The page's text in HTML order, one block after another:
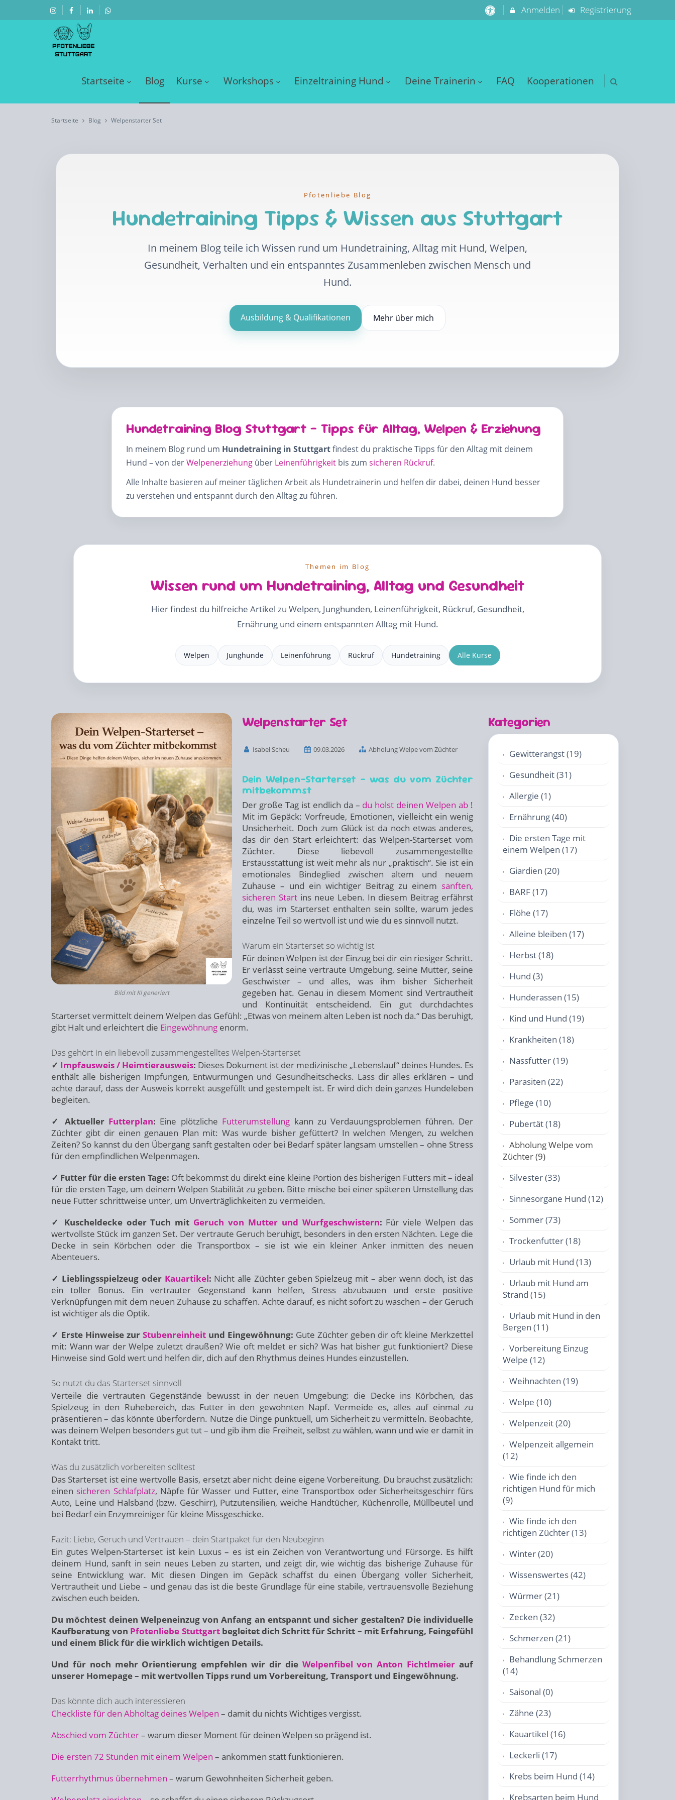
Anmelden Registrierung
Startseite Blog Kurse Workshops Einzeltraining Hund Deine Trainerin FAQ Kooperationen
Startseite Blog Welpenstarter Set
Pfotenliebe Blog
Hundetraining Tipps & Wissen aus Stuttgart
In meinem Blog teile ich Wissen rund um Hundetraining, Alltag mit Hund, Welpen,
Gesundheit, Verhalten und ein entspanntes Zusammenleben zwischen Mensch und
Hund.
Ausbildung & Qualifikationen Mehr über mich
Hundetraining Blog Stuttgart – Tipps für Alltag, Welpen & Erziehung
In meinem Blog rund um Hundetraining in Stuttgartfindest du praktische Tipps für den Alltag mit deinem
Hund – von derWelpenerziehung über Leinenführigkeit bis zum sicheren Rückruf.
Alle Inhalte basieren auf meiner täglichen Arbeit als Hundetrainerin und helfen dir dabei, deinen Hund besser
zu verstehen und entspannt durch den Alltag zu führen.
Themen im Blog
Wissen rund um Hundetraining, Alltag und Gesundheit
Hier findest du hilfreiche Artikel zu Welpen, Junghunden, Leinenführigkeit, Rückruf, Gesundheit,
Ernährung und einem entspannten Alltag mit Hund.
Welpen Junghunde Leinenführung Rückruf Hundetraining Alle Kurse
Bild mit KI generiert
Welpenstarter Set
Isabel Scheu 09.03.2026 Abholung Welpe vom Züchter
Dein Welpen-Starterset – was du vom Züchter
mitbekommst
Der große Tag ist endlich da – du holst deinen Welpen ab !
Mit im Gepäck: Vorfreude, Emotionen, vielleicht ein wenig
Unsicherheit. Doch zum Glück ist da noch etwas anderes,
das dir den Start erleichtert: das Welpen-Starterset vom
Züchter. Diese liebevoll zusammengestellte
Erstausstattung ist weit mehr als nur „praktisch“. Sie ist ein
emotionales Bindeglied zwischen altem und neuem
Zuhause – und ein wichtiger Beitrag zu einem sanften,
sicheren Start ins neue Leben. In diesem Beitrag erfährst
du, was im Starterset enthalten sein sollte, warum jedes
einzelne Teil so wertvoll ist und wie du es sinnvoll nutzt.
Warum ein Starterset so wichtig ist
Für deinen Welpen ist der Einzug bei dir ein riesiger Schritt.
Er verlässt seine vertraute Umgebung, seine Mutter, seine
Geschwister – und alles, was ihm bisher Sicherheit
gegeben hat. Genau in diesem Moment sind Vertrautheit
und Kontinuität entscheidend. Ein gut durchdachtes
Starterset vermittelt deinem Welpen das Gefühl: „Etwas von meinem alten Leben ist noch da.“ Das beruhigt,
gibt Halt und erleichtert die Eingewöhnung enorm.
Das gehört in ein liebevoll zusammengestelltes Welpen-Starterset
✓ Impfausweis / Heimtierausweis: Dieses Dokument ist der medizinische „Lebenslauf“ deines Hundes. Es
enthält alle bisherigen Impfungen, Entwurmungen und Gesundheitschecks. Lass dir alles erklären – und
achte darauf, dass der Ausweis korrekt ausgefüllt und gestempelt ist. Er wird dich dein ganzes Hundeleben
begleiten.
✓ Aktueller Futterplan: Eine plötzliche Futterumstellung kann zu Verdauungsproblemen führen. Der
Züchter gibt dir einen genauen Plan mit: Was wurde bisher gefüttert? In welchen Mengen, zu welchen
Zeiten? So kannst du den Übergang sanft gestalten oder bei Bedarf später langsam umstellen – ohne Stress
für den empfindlichen Welpenmagen.
✓ Futter für die ersten Tage: Oft bekommst du direkt eine kleine Portion des bisherigen Futters mit – ideal
für die ersten Tage, um deinem Welpen Stabilität zu geben. Bitte mische bei einer späteren Umstellung das
neue Futter schrittweise unter, um Unverträglichkeiten zu vermeiden.
✓ Kuscheldecke oder Tuch mit Geruch von Mutter und Wurfgeschwistern: Für viele Welpen das
wertvollste Stück im ganzen Set. Der vertraute Geruch beruhigt, besonders in den ersten Nächten. Lege die
Decke in sein Körbchen oder die Transportbox – sie ist wie ein kleiner Anker inmitten des neuen
Abenteuers.
✓ Lieblingsspielzeug oder Kauartikel: Nicht alle Züchter geben Spielzeug mit – aber wenn doch, ist das
ein toller Bonus. Ein vertrauter Gegenstand kann helfen, Stress abzubauen und erste positive
Verknüpfungen mit dem neuen Zuhause zu schaffen. Achte darauf, es nicht sofort zu waschen – der Geruch
ist wichtiger als die Optik.
✓ Erste Hinweise zur Stubenreinheit und Eingewöhnung: Gute Züchter geben dir oft kleine Merkzettel
mit: Wann war der Welpe zuletzt draußen? Wie oft meldet er sich? Was hat bisher gut funktioniert? Diese
Hinweise sind Gold wert und helfen dir, dich auf den Rhythmus deines Hundes einzustellen.
So nutzt du das Starterset sinnvoll
Verteile die vertrauten Gegenstände bewusst in der neuen Umgebung: die Decke ins Körbchen, das
Spielzeug in den Ruhebereich, das Futter in den gewohnten Napf. Vermeide es, alles auf einmal zu
präsentieren – das könnte überfordern. Nutze die Dinge punktuell, um Sicherheit zu vermitteln. Beobachte,
was deinem Welpen besonders gut tut – und gib ihm die Freiheit, selbst zu wählen, wann und wie er damit in
Kontakt tritt.
Was du zusätzlich vorbereiten solltest
Das Starterset ist eine wertvolle Basis, ersetzt aber nicht deine eigene Vorbereitung. Du brauchst zusätzlich:
einen sicheren Schlafplatz, Näpfe für Wasser und Futter, eine Transportbox oder Sicherheitsgeschirr fürs
Auto, Leine und Halsband (bzw. Geschirr), Putzutensilien, weiche Handtücher, Küchenrolle, Müllbeutel und
bei Bedarf ein Enzymreiniger für kleine Missgeschicke.
Fazit: Liebe, Geruch und Vertrauen – dein Startpaket für den Neubeginn
Ein gutes Welpen-Starterset ist kein Luxus – es ist ein Zeichen von Verantwortung und Fürsorge. Es hilft
deinem Hund, sanft in sein neues Leben zu starten, und zeigt dir, wie wichtig das bisherige Zuhause für
seine Entwicklung war. Mit diesen Dingen im Gepäck schaffst du einen Übergang voller Sicherheit,
Vertrautheit und Liebe – und genau das ist die beste Grundlage für eine stabile, vertrauensvolle Beziehung
zwischen euch beiden.
Du möchtest deinen Welpeneinzug von Anfang an entspannt und sicher gestalten? Die individuelle
Kaufberatung von Pfotenliebe Stuttgartbegleitet dich Schritt für Schritt – mit Erfahrung, Feingefühl
und einem Blick für die wirklich wichtigen Details.
Und für noch mehr Orientierung empfehlen wir dir die Welpenfibel von Anton Fichtlmeier auf
unserer Homepage – mit wertvollen Tipps rund um Vorbereitung, Transport und Eingewöhnung.
Das könnte dich auch interessieren
Checkliste für den Abholtag deines Welpen – damit du nichts Wichtiges vergisst.
Abschied vom Züchter– warum dieser Moment für deinen Welpen so prägend ist.
Die ersten 72 Stunden mit einem Welpen – ankommen statt funktionieren.
Futterrhythmus übernehmen – warum Gewohnheiten Sicherheit geben.
Kategorien
Gewitterangst (19)
Gesundheit (31)
Allergie (1)
Ernährung (40)
Die ersten Tage mit
einem Welpen (17)
Giardien (20)
BARF (17)
Flöhe (17)
Alleine bleiben (17)
Herbst (18)
Hund (3)
Hunderassen (15)
Kind und Hund (19)
Krankheiten (18)
Nassfutter (19)
Parasiten (22)
Pflege (10)
Pubertät (18)
Abholung Welpe vom
Züchter (9)
Silvester (33)
Sinnesorgane Hund (12)
Sommer (73)
Trockenfutter (18)
Urlaub mit Hund (13)
Urlaub mit Hund am
Strand (15)
Urlaub mit Hund in den
Bergen (11)
Vorbereitung Einzug
Welpe (12)
Weihnachten (19)
Welpe (10)
Welpenzeit (20)
Welpenzeit allgemein
(12)
Wie finde ich den
richtigen Hund für mich
(9)
Wie finde ich den
richtigen Züchter (13)
Winter (20)
Wissenswertes (42)
Würmer (21)
Zecken (32)
Schmerzen (21)
Behandlung Schmerzen
(14)
Saisonal (0)
Zähne (23)
Kauartikel (16)
Leckerli (17)
Krebs beim Hund (14)
Krebsarten beim Hund